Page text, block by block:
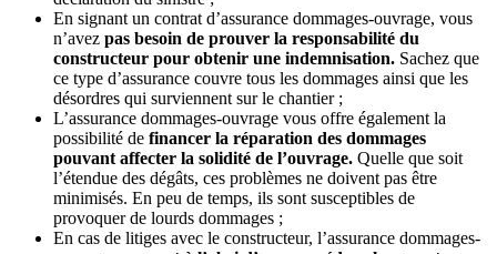
En signant un contrat d’assurance dommages-ouvrage, vous
n’avez pas besoin de prouver la responsabilité du
constructeur pour obtenir une indemnisation. Sachez que
ce type d’assurance couvre tous les dommages ainsi que les
désordres qui surviennent sur le chantier ;
L’assurance dommages-ouvrage vous offre également la
possibilité de financer la réparation des dommages
pouvant affecter la solidité de l’ouvrage. Quelle que soit
l’étendue des dégâts, ces problèmes ne doivent pas être
minimisés. En peu de temps, ils sont susceptibles de
provoquer de lourds dommages ;
En cas de litiges avec le constructeur, l’assurance dommages-